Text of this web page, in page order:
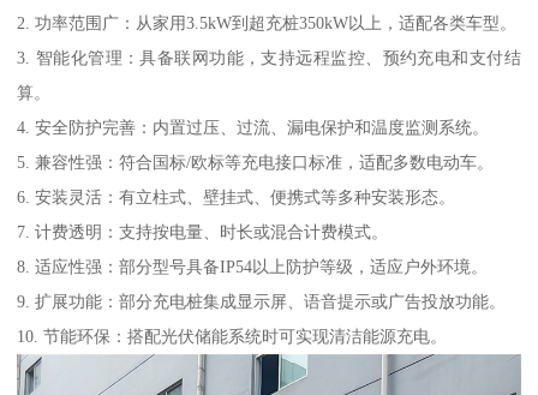
2. 功率范围广：从家用3.5kW到超充桩350kW以上，适配各类车型。
3. 智能化管理：具备联网功能，支持远程监控、预约充电和支付结
算。
4. 安全防护完善：内置过压、过流、漏电保护和温度监测系统。
5. 兼容性强：符合国标/欧标等充电接口标准，适配多数电动车。
6. 安装灵活：有立柱式、壁挂式、便携式等多种安装形态。
7. 计费透明：支持按电量、时长或混合计费模式。
8. 适应性强：部分型号具备IP54以上防护等级，适应户外环境。
9. 扩展功能：部分充电桩集成显示屏、语音提示或广告投放功能。
10. 节能环保：搭配光伏储能系统时可实现清洁能源充电。